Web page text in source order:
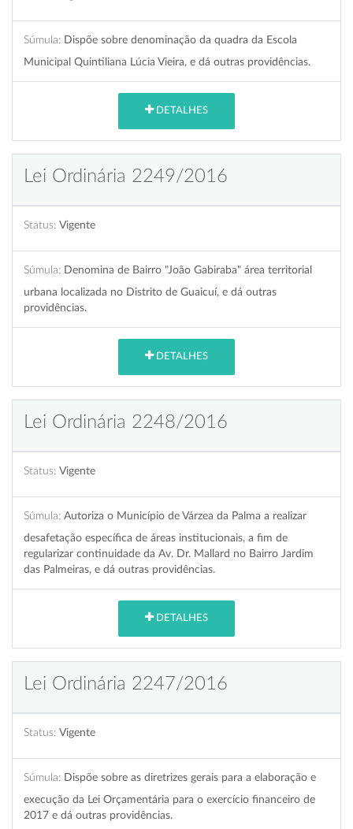
Súmula: Dispõe sobre denominação da quadra da Escola
Municipal Quintiliana Lúcia Vieira, e dá outras providências.
DETALHES
Lei Ordinária 2249/2016
Status: Vigente
Súmula: Denomina de Bairro "João Gabiraba" área territorial
urbana localizada no Distrito de Guaicuí, e dá outras
providências.
DETALHES
Lei Ordinária 2248/2016
Status: Vigente
Súmula: Autoriza o Município de Várzea da Palma a realizar
desafetação específica de áreas institucionais, a fim de
regularizar continuidade da Av. Dr. Mallard no Bairro Jardim
das Palmeiras, e dá outras providências.
DETALHES
Lei Ordinária 2247/2016
Status: Vigente
Súmula: Dispõe sobre as diretrizes gerais para a elaboração e
execução da Lei Orçamentária para o exercício financeiro de
2017 e dá outras providências.